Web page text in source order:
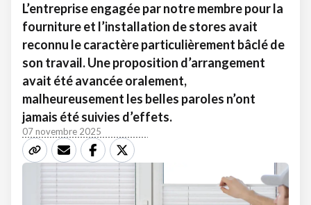
L’entreprise engagée par notre membre pour la
fourniture et l’installation de stores avait
reconnu le caractère particulièrement bâclé de
son travail. Une proposition d’arrangement
avait été avancée oralement,
malheureusement les belles paroles n’ont
jamais été suivies d’effets.
07 novembre 2025